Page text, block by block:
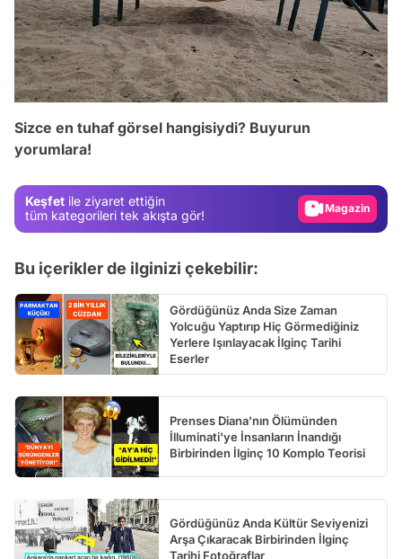
Sizce en tuhaf görsel hangisiydi? Buyurun
yorumlara!
Keşfet ile ziyaret ettiğin
tüm kategorileri tek akışta gör!
Video
Video
Bu içerikler de ilginizi çekebilir:
Gördüğünüz Anda Size Zaman
Yolcuğu Yaptırıp Hiç Görmediğiniz
Yerlere Işınlayacak İlginç Tarihi
Eserler
Prenses Diana'nın Ölümünden
İlluminati'ye İnsanların İnandığı
Birbirinden İlginç 10 Komplo Teorisi
Gördüğünüz Anda Kültür Seviyenizi
Arşa Çıkaracak Birbirinden İlginç
Tarihi Fotoğraflar